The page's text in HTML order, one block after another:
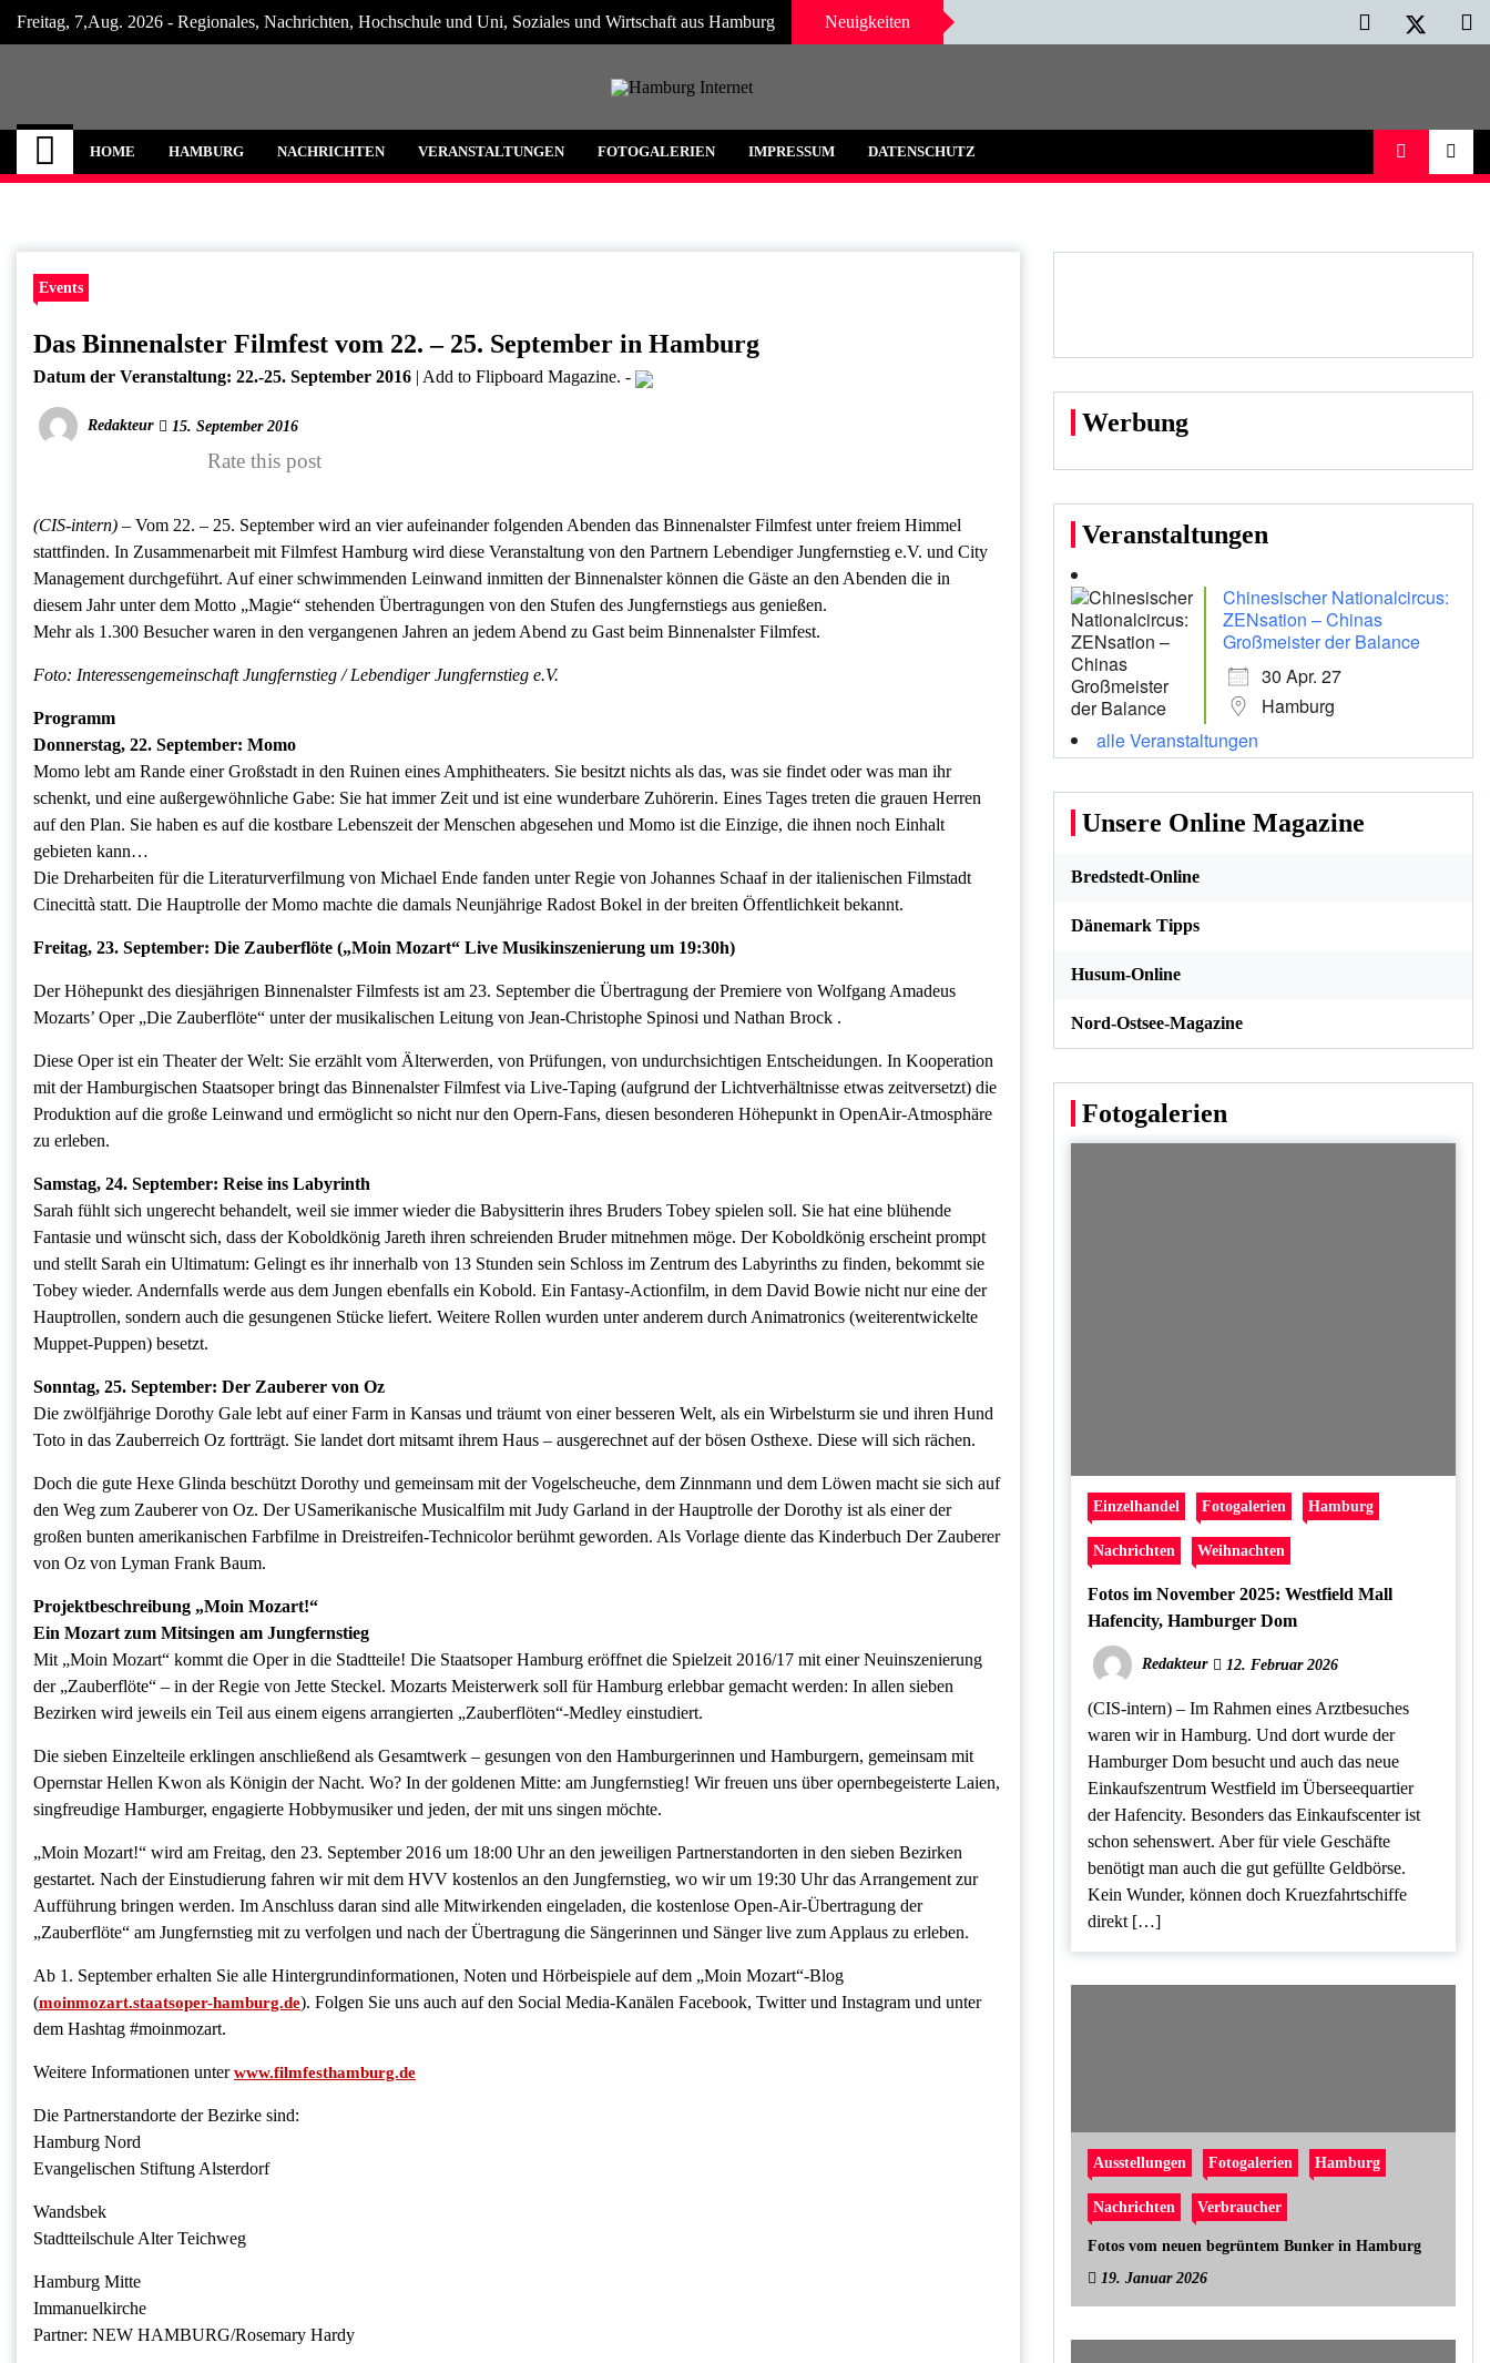
Skip
Freitag, 7,Aug. 2026 - Regionales, Nachrichten, Hochschule und Uni, Soziales und Wirtschaft aus Hamburg Neuigkeiten
Hamburg Internet
Neuigkeiten und Nachrichten aus Hamburg und Umgebung
HOME HAMBURG NACHRICHTEN VERANSTALTUNGEN FOTOGALERIEN IMPRESSUM DATENSCHUTZ
Events
Das Binnenalster Filmfest vom 22. – 25. September in Hamburg
Datum der Veranstaltung: 22.-25. September 2016 | Add to Flipboard Magazine. -
Redakteur 15. September 2016
Rate this post
(CIS-intern) – Vom 22. – 25. September wird an vier aufeinander folgenden Abenden das Binnenalster Filmfest unter freiem Himmel
stattfinden. In Zusammenarbeit mit Filmfest Hamburg wird diese Veranstaltung von den Partnern Lebendiger Jungfernstieg e.V. und City
Management durchgeführt. Auf einer schwimmenden Leinwand inmitten der Binnenalster können die Gäste an den Abenden die in
diesem Jahr unter dem Motto „Magie“ stehenden Übertragungen von den Stufen des Jungfernstiegs aus genießen.
Mehr als 1.300 Besucher waren in den vergangenen Jahren an jedem Abend zu Gast beim Binnenalster Filmfest.
Foto: Interessengemeinschaft Jungfernstieg / Lebendiger Jungfernstieg e.V.
Programm
Donnerstag, 22. September: Momo
Momo lebt am Rande einer Großstadt in den Ruinen eines Amphitheaters. Sie besitzt nichts als das, was sie findet oder was man ihr
schenkt, und eine außergewöhnliche Gabe: Sie hat immer Zeit und ist eine wunderbare Zuhörerin. Eines Tages treten die grauen Herren
auf den Plan. Sie haben es auf die kostbare Lebenszeit der Menschen abgesehen und Momo ist die Einzige, die ihnen noch Einhalt
gebieten kann…
Die Dreharbeiten für die Literaturverfilmung von Michael Ende fanden unter Regie von Johannes Schaaf in der italienischen Filmstadt
Cinecittà statt. Die Hauptrolle der Momo machte die damals Neunjährige Radost Bokel in der breiten Öffentlichkeit bekannt.
Freitag, 23. September: Die Zauberflöte („Moin Mozart“ Live Musikinszenierung um 19:30h)
Der Höhepunkt des diesjährigen Binnenalster Filmfests ist am 23. September die Übertragung der Premiere von Wolfgang Amadeus
Mozarts’ Oper „Die Zauberflöte“ unter der musikalischen Leitung von Jean-Christophe Spinosi und Nathan Brock .
Diese Oper ist ein Theater der Welt: Sie erzählt vom Älterwerden, von Prüfungen, von undurchsichtigen Entscheidungen. In Kooperation
mit der Hamburgischen Staatsoper bringt das Binnenalster Filmfest via Live-Taping (aufgrund der Lichtverhältnisse etwas zeitversetzt) die
Produktion auf die große Leinwand und ermöglicht so nicht nur den Opern-Fans, diesen besonderen Höhepunkt in OpenAir-Atmosphäre
zu erleben.
Samstag, 24. September: Reise ins Labyrinth
Sarah fühlt sich ungerecht behandelt, weil sie immer wieder die Babysitterin ihres Bruders Tobey spielen soll. Sie hat eine blühende
Fantasie und wünscht sich, dass der Koboldkönig Jareth ihren schreienden Bruder mitnehmen möge. Der Koboldkönig erscheint prompt
und stellt Sarah ein Ultimatum: Gelingt es ihr innerhalb von 13 Stunden sein Schloss im Zentrum des Labyrinths zu finden, bekommt sie
Tobey wieder. Andernfalls werde aus dem Jungen ebenfalls ein Kobold. Ein Fantasy-Actionfilm, in dem David Bowie nicht nur eine der
Hauptrollen, sondern auch die gesungenen Stücke liefert. Weitere Rollen wurden unter anderem durch Animatronics (weiterentwickelte
Muppet-Puppen) besetzt.
Sonntag, 25. September: Der Zauberer von Oz
Die zwölfjährige Dorothy Gale lebt auf einer Farm in Kansas und träumt von einer besseren Welt, als ein Wirbelsturm sie und ihren Hund
Toto in das Zauberreich Oz fortträgt. Sie landet dort mitsamt ihrem Haus – ausgerechnet auf der bösen Osthexe. Diese will sich rächen.
Doch die gute Hexe Glinda beschützt Dorothy und gemeinsam mit der Vogelscheuche, dem Zinnmann und dem Löwen macht sie sich auf
den Weg zum Zauberer von Oz. Der USamerikanische Musicalfilm mit Judy Garland in der Hauptrolle der Dorothy ist als einer der
großen bunten amerikanischen Farbfilme in Dreistreifen-Technicolor berühmt geworden. Als Vorlage diente das Kinderbuch Der Zauberer
von Oz von Lyman Frank Baum.
Projektbeschreibung „Moin Mozart!“
Ein Mozart zum Mitsingen am Jungfernstieg
Mit „Moin Mozart“ kommt die Oper in die Stadtteile! Die Staatsoper Hamburg eröffnet die Spielzeit 2016/17 mit einer Neuinszenierung
der „Zauberflöte“ – in der Regie von Jette Steckel. Mozarts Meisterwerk soll für Hamburg erlebbar gemacht werden: In allen sieben
Bezirken wird jeweils ein Teil aus einem eigens arrangierten „Zauberflöten“-Medley einstudiert.
Die sieben Einzelteile erklingen anschließend als Gesamtwerk – gesungen von den Hamburgerinnen und Hamburgern, gemeinsam mit
Opernstar Hellen Kwon als Königin der Nacht. Wo? In der goldenen Mitte: am Jungfernstieg! Wir freuen uns über opernbegeisterte Laien,
singfreudige Hamburger, engagierte Hobbymusiker und jeden, der mit uns singen möchte.
„Moin Mozart!“ wird am Freitag, den 23. September 2016 um 18:00 Uhr an den jeweiligen Partnerstandorten in den sieben Bezirken
gestartet. Nach der Einstudierung fahren wir mit dem HVV kostenlos an den Jungfernstieg, wo wir um 19:30 Uhr das Arrangement zur
Aufführung bringen werden. Im Anschluss daran sind alle Mitwirkenden eingeladen, die kostenlose Open-Air-Übertragung der
„Zauberflöte“ am Jungfernstieg mit zu verfolgen und nach der Übertragung die Sängerinnen und Sänger live zum Applaus zu erleben.
Ab 1. September erhalten Sie alle Hintergrundinformationen, Noten und Hörbeispiele auf dem „Moin Mozart“-Blog
(moinmozart.staatsoper-hamburg.de). Folgen Sie uns auch auf den Social Media-Kanälen Facebook, Twitter und Instagram und unter
dem Hashtag #moinmozart.
Weitere Informationen unterwww.filmfesthamburg.de
Die Partnerstandorte der Bezirke sind:
Hamburg Nord
Evangelischen Stiftung Alsterdorf
Wandsbek
Stadtteilschule Alter Teichweg
Hamburg Mitte
Immanuelkirche
Partner: NEW HAMBURG/Rosemary Hardy
Werbung
Veranstaltungen
Chinesischer Nationalcircus:
ZENsation – Chinas
Großmeister der Balance
30 Apr. 27
Hamburg
alle Veranstaltungen
Unsere Online Magazine
Bredstedt-Online
Dänemark Tipps
Husum-Online
Nord-Ostsee-Magazine
Fotogalerien
Einzelhandel Fotogalerien Hamburg
Nachrichten Weihnachten
Fotos im November 2025: Westfield Mall
Hafencity, Hamburger Dom
Redakteur 12. Februar 2026
(CIS-intern) – Im Rahmen eines Arztbesuches
waren wir in Hamburg. Und dort wurde der
Hamburger Dom besucht und auch das neue
Einkaufszentrum Westfield im Überseequartier
der Hafencity. Besonders das Einkaufscenter ist
schon sehenswert. Aber für viele Geschäfte
benötigt man auch die gut gefüllte Geldbörse.
Kein Wunder, können doch Kruezfahrtschiffe
direkt […]
Ausstellungen Fotogalerien Hamburg
Nachrichten Verbraucher
Fotos vom neuen begrüntem Bunker in Hamburg
19. Januar 2026